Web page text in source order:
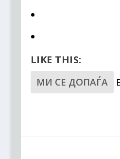
LIKE THIS:
МИ СЕ ДОПАЃА